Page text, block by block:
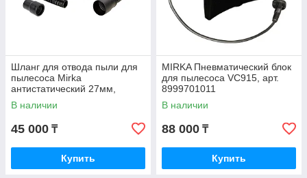
Шланг для отвода пыли для
пылесоса Mirka
антистатический 27мм,
длина 4 м с адаптером
В наличии
45 000 ₸
Купить
MIRKA Пневматический блок
для пылесоса VC915, арт.
8999701011
В наличии
88 000 ₸
Купить